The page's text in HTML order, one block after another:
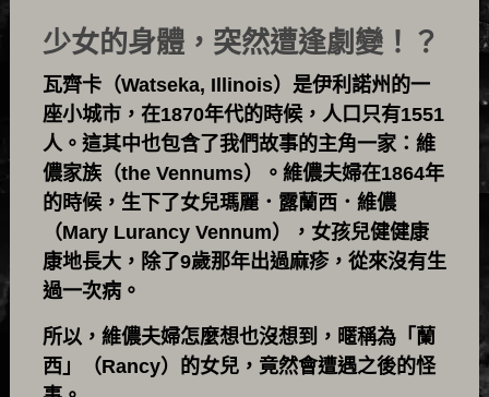
少女的身體，突然遭逢劇變！？
瓦齊卡（Watseka, Illinois）是伊利諾州的一
座小城市，在1870年代的時候，人口只有1551
人。這其中也包含了我們故事的主角一家：維
儂家族（the Vennums）。維儂夫婦在1864年
的時候，生下了女兒瑪麗．露蘭西．維儂
（Mary Lurancy Vennum），女孩兒健健康
康地長大，除了9歲那年出過麻疹，從來沒有生
過一次病。
所以，維儂夫婦怎麼想也沒想到，暱稱為「蘭
西」（Rancy）的女兒，竟然會遭遇之後的怪